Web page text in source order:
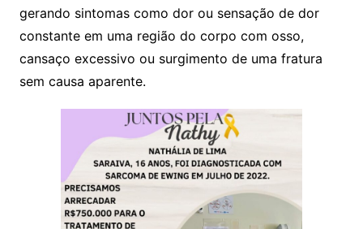
gerando sintomas como dor ou sensação de dor
constante em uma região do corpo com osso,
cansaço excessivo ou surgimento de uma fratura
sem causa aparente.